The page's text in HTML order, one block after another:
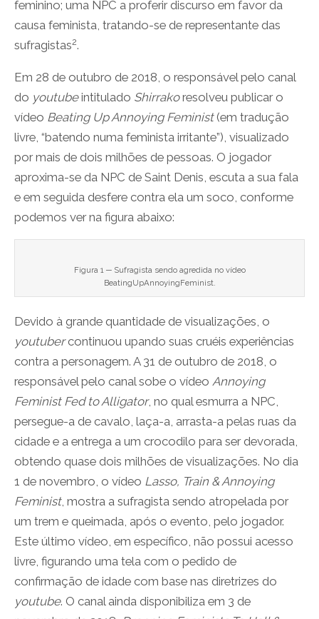
feminino; uma NPC a proferir discurso em favor da
causa feminista, tratando-se de representante das
sufragistas2.
Em 28 de outubro de 2018, o responsável pelo canal
do youtubeintitulado Shirrakoresolveu publicar o
vídeo Beating Up Annoying Feminist(em tradução
livre, “batendo numa feminista irritante”), visualizado
por mais de dois milhões de pessoas. O jogador
aproxima-se da NPC de Saint Denis, escuta a sua fala
e em seguida desfere contra ela um soco, conforme
podemos ver na figura abaixo:
Figura 1 ─ Sufragista sendo agredida no vídeo
BeatingUpAnnoyingFeminist.
Devido à grande quantidade de visualizações, o
youtubercontinuou upando suas cruéis experiências
contra a personagem. A 31 de outubro de 2018, o
responsável pelo canal sobe o vídeo Annoying
Feminist Fed to Alligator, no qual esmurra a NPC,
persegue-a de cavalo, laça-a, arrasta-a pelas ruas da
cidade e a entrega a um crocodilo para ser devorada,
obtendo quase dois milhões de visualizações. No dia
1 de novembro, o vídeo Lasso, Train & Annoying
Feminist, mostra a sufragista sendo atropelada por
um trem e queimada, após o evento, pelo jogador.
Este último vídeo, em específico, não possui acesso
livre, figurando uma tela com o pedido de
confirmação de idade com base nas diretrizes do
youtube. O canal ainda disponibiliza em 3 de